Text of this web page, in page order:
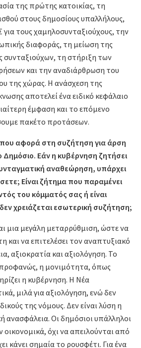
της πρώτης κατοικίας, τη
στους δημοσίους υπαλλήλους,
τους χαμηλοσυνταξιούχους, την
διαφοράς, τη μείωση της
συνταξιούχων, τη στήριξη των
και την αναδιάρθρωση του
της χώρας. Η ανάσχεση της
αποτελεί ένα ειδικό κεφάλαιο
έμφαση και το επόμενο
πακέτο προτάσεων.
αφορά στη συζήτηση για άρση
Δημόσιο. Εάν η κυβέρνηση ζητήσει
αναθεώρηση, υπάρχει
Είναι ζήτημα που παραμένει
του κόμματός σας ή είναι
χρειάζεται εσωτερική συζήτηση;
μια μεγάλη μεταρρύθμιση, ώστε να
και να επιτελέσει τον αναπτυξιακό
αξιοκρατία και αξιολόγηση. Το
η μονιμότητα, όπως
η κυβέρνηση. Η Νέα
μιλά για αξιολόγηση, ενώ δεν
της νόμους. Δεν είναι λύση η
ανασφάλεια. Οι δημόσιοι υπάλληλοι
οικονομικά, όχι να απειλούνται από
κάνει σημαία το ρουσφέτι. Για ένα